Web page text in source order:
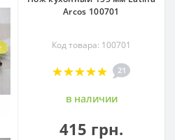
Arcos 100701
Код товара: 100701
21
в наличии
415 грн.